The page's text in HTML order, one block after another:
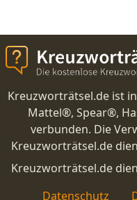
Kreuzworträtsel.de ist
Mattel®, Spear®,
verbunden. Die
Kreuzworträtsel.de
Kreuzworträtsel.de
Datenschutz